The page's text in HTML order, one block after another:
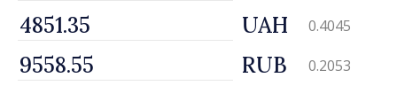
UAH 0.4045
RUB 0.2053